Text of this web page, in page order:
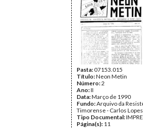
Pasta:07153.015
Título:Neon Metin
Número:2
Ano:II
Data:Março de 1990
Fundo:Arquivo da
Timorense - Carlos Lopes
Tipo Documental:
Página(s): 11